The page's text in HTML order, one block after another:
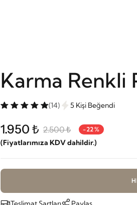
Karma Renkli
(14) 5 Kişi Beğendi
1.950 ₺ 2.500 ₺ -22%
(Fiyatlarımıza KDV dahildir.)